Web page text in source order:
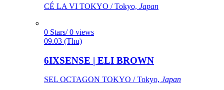
CÉ LA VI TOKYO / Tokyo, Japan
0 Stars/ 0 views
09.03 (Thu)
6IXSENSE | ELI BROWN
SEL OCTAGON TOKYO / Tokyo, Japan